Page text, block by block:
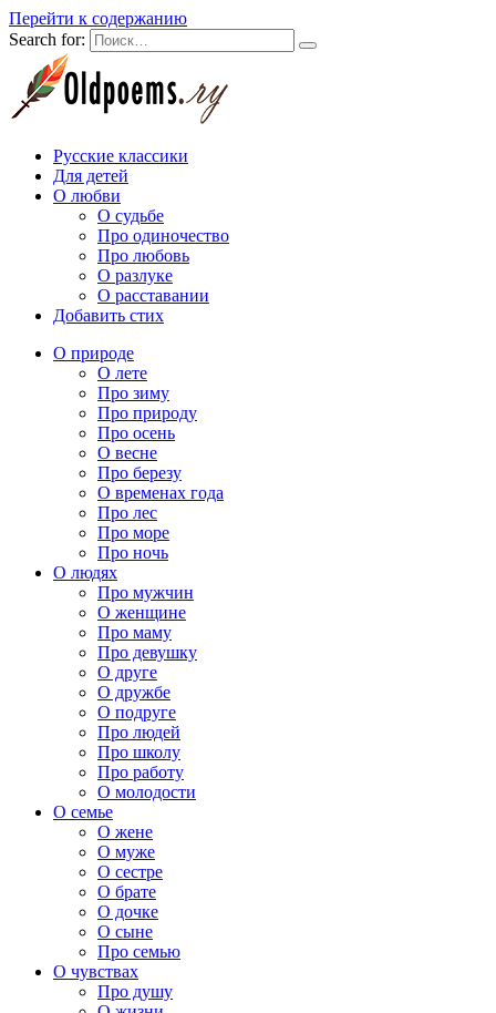
Перейти к содержанию
Search for:
Русские классики
Для детей
О любви
О судьбе
Про одиночество
Про любовь
О разлуке
О расставании
Добавить стих
О природе
О лете
Про зиму
Про природу
Про осень
О весне
Про березу
О временах года
Про лес
Про море
Про ночь
О людях
Про мужчин
О женщине
Про маму
Про девушку
О друге
О дружбе
О подруге
Про людей
Про школу
Про работу
О молодости
О семье
О жене
О муже
О сестре
О брате
О дочке
О сыне
Про семью
О чувствах
Про душу